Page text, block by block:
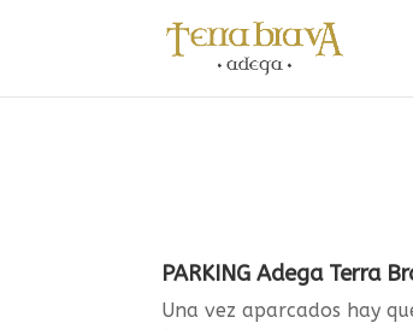
PARKING Adega Terra
Una vez aparcados hay